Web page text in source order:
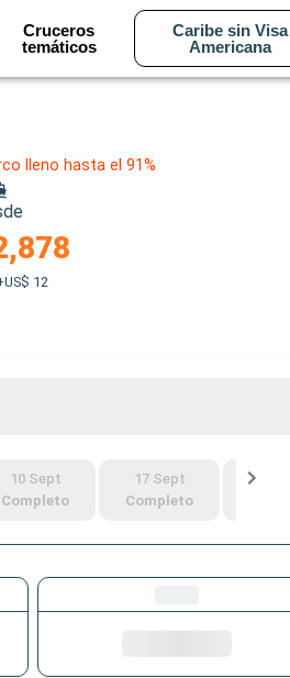
Cruceros
temáticos
Caribe sin Visa
Americana
lleno hasta el 91%
12
10 Sept
Completo
17 Sept
Completo